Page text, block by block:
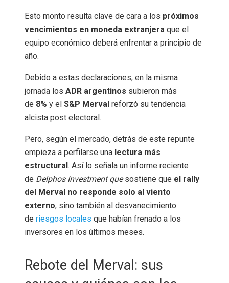
Esto monto resulta clave de cara a los próximos
vencimientos en moneda extranjera que el
equipo económico deberá enfrentar a principio de
año.
Debido a estas declaraciones, en la misma
jornada los ADR argentinos subieron más
de 8% y el S&P Merval reforzó su tendencia
alcista post electoral.
Pero, según el mercado, detrás de este repunte
empieza a perfilarse una lectura más
estructural. Así lo señala un informe reciente
de Delphos Investment quesostiene que el rally
del Merval no responde solo al viento
externo, sino también al desvanecimiento
de riesgos locales que habían frenado a los
inversores en los últimos meses.
Rebote del Merval: sus